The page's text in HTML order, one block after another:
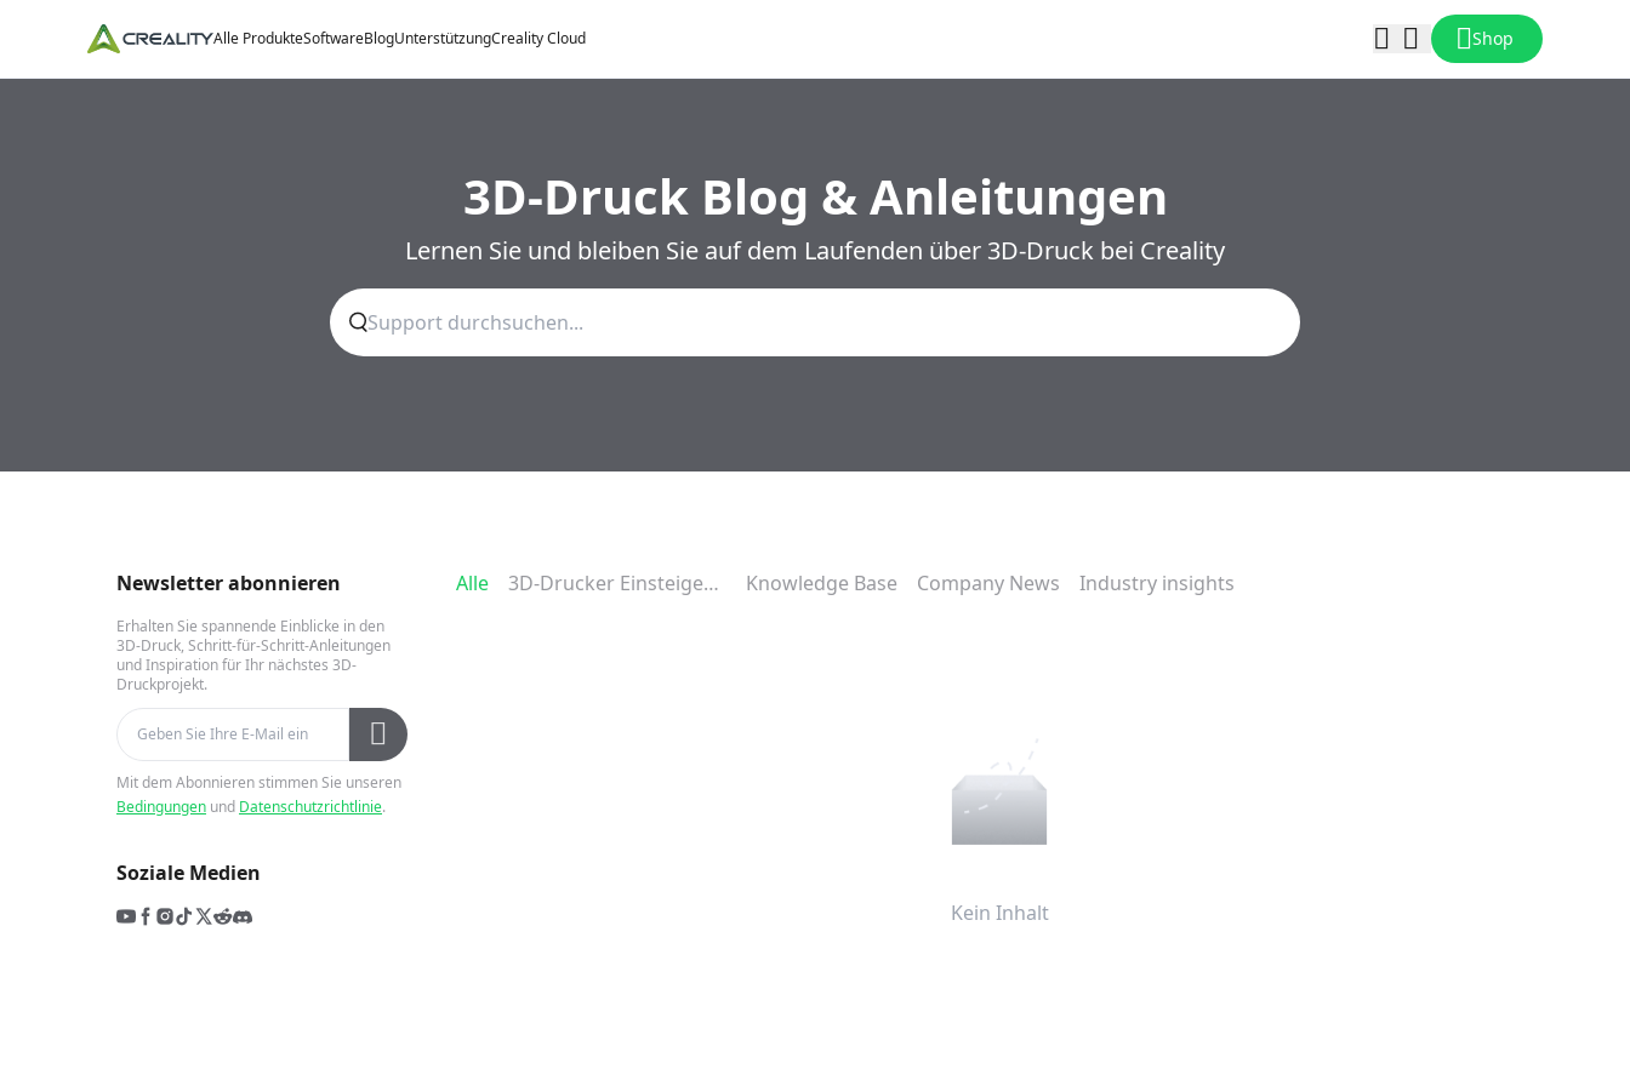
Alle ProdukteSoftwareBlogUnterstützungCreality Cloud Shop
3D-Druck Blog & Anleitungen
Lernen Sie und bleiben Sie auf dem Laufenden über 3D-Druck bei Creality
Newsletter abonnieren
Erhalten Sie spannende Einblicke in den
3D-Druck, Schritt-für-Schritt-Anleitungen
und Inspiration für Ihr nächstes 3D-
Druckprojekt.
Mit dem Abonnieren stimmen Sie unseren
Bedingungen und Datenschutzrichtlinie.
Soziale Medien
Alle 3D-Drucker Einsteigerhilfe Knowledge Base Company News Industry insights
Kein Inhalt